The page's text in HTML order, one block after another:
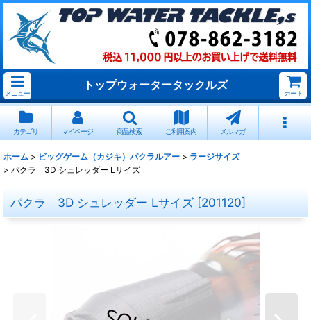
メニュー
トップウォータータックルズ
カート
カテゴリ マイページ 商品検索 ご利用案内 メルマガ
ホーム > ビッグゲーム（カジキ）パクラルアー > ラージサイズ
> パクラ 3D シュレッダー Lサイズ
パクラ 3D シュレッダー Lサイズ [201120]